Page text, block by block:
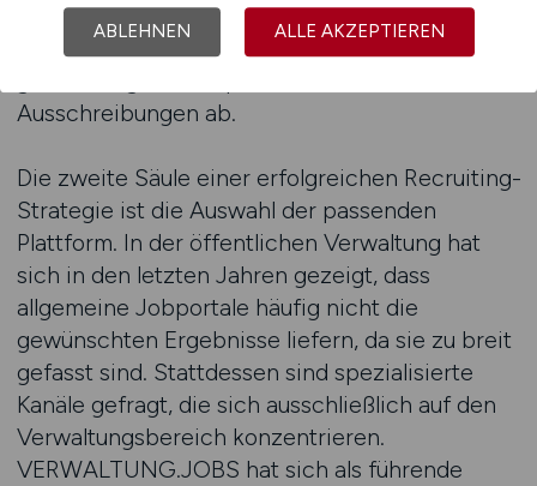
Kommunikation betonen, senden ein klares
Signal an die Zielgruppe und grenzen sich
Ausschreibungen ab.
Die zweite Säule einer erfolgreichen Recruiting-
Strategie ist die Auswahl der passenden
Plattform. In der öffentlichen Verwaltung hat
sich in den letzten Jahren gezeigt, dass
allgemeine Jobportale häufig nicht die
gewünschten Ergebnisse liefern, da sie zu breit
gefasst sind. Stattdessen sind spezialisierte
Kanäle gefragt, die sich ausschließlich auf den
Verwaltungsbereich konzentrieren.
VERWALTUNG.JOBS hat sich als führende
ABLEHNEN ALLE AKZEPTIEREN